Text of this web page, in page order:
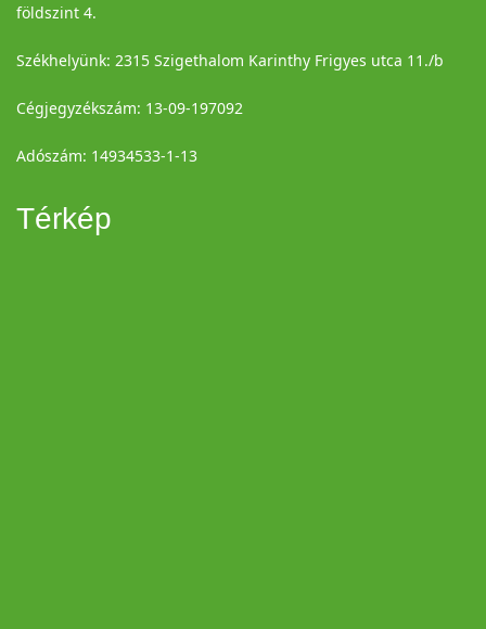
földszint 4.
Székhelyünk: 2315 Szigethalom Karinthy Frigyes utca 11./b
Cégjegyzékszám: 13-09-197092
Adószám: 14934533-1-13
Térkép